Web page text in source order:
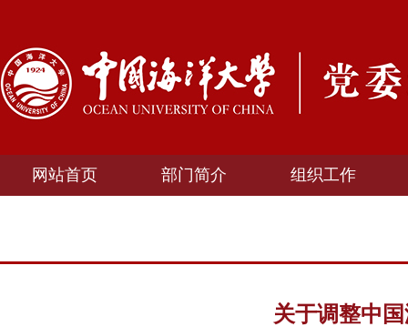
网站首页 部门简介 组织工作
关于调整中